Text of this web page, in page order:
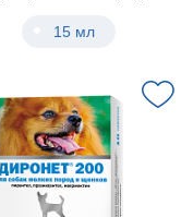
15 мл